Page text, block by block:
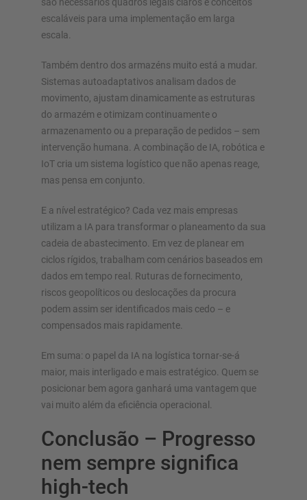
escaláveis para uma implementação em larga
escala.
Também dentro dos armazéns muito está a mudar.
Sistemas autoadaptativos analisam dados de
movimento, ajustam dinamicamente as estruturas
do armazém e otimizam continuamente o
armazenamento ou a preparação de pedidos – sem
intervenção humana. A combinação de IA, robótica e
IoT cria um sistema logístico que não apenas reage,
mas pensa em conjunto.
E a nível estratégico? Cada vez mais empresas
utilizam a IA para transformar o planeamento da sua
cadeia de abastecimento. Em vez de planear em
ciclos rígidos, trabalham com cenários baseados em
dados em tempo real. Ruturas de fornecimento,
riscos geopolíticos ou deslocações da procura
podem assim ser identificados mais cedo – e
compensados mais rapidamente.
Em suma: o papel da IA na logística tornar-se-á
maior, mais interligado e mais estratégico. Quem se
posicionar bem agora ganhará uma vantagem que
vai muito além da eficiência operacional.
Conclusão – Progresso
nem sempre significa
high-tech